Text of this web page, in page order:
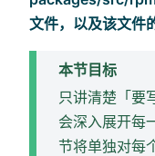
文件，以及该文件
本节目标
只讲清楚「要
会深入展开每
节将单独对每